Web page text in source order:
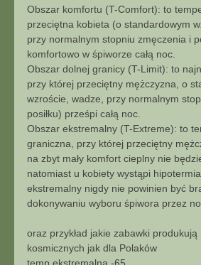
Obszar komfortu (T-Comfort): to
przeciętna kobieta (o standardowym
przy normalnym stopniu zmęczenia i
komfortowo w śpiworze całą noc.
Obszar dolnej granicy (T-Limit): to
przy której przeciętny mężczyzna, o
wzroście, wadze, przy normalnym
posiłku) prześpi całą noc.
Obszar ekstremalny (T-Extreme): to
graniczna, przy której przeciętny
na zbyt mały komfort cieplny nie
natomiast u kobiety wystąpi
ekstremalny nigdy nie powinien być
dokonywaniu wyboru śpiwora przez
oraz przykład jakie zabawki
kosmicznych jak dla Polaków